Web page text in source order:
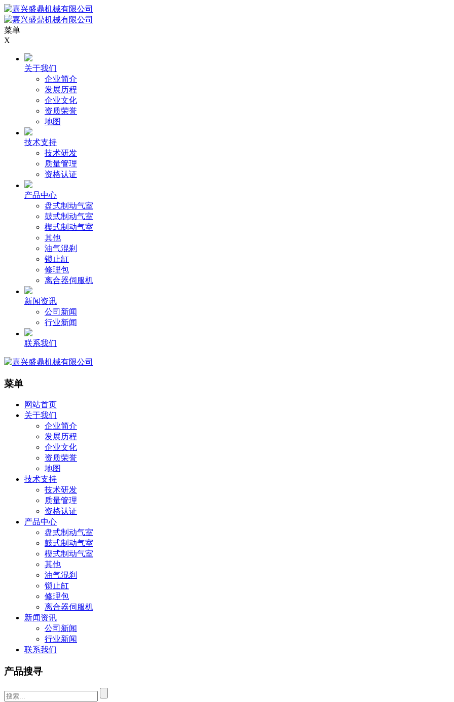
菜单
X
关于我们
企业简介
发展历程
企业文化
资质荣誉
地图
技术支持
技术研发
质量管理
资格认证
产品中心
盘式制动气室
鼓式制动气室
楔式制动气室
其他
油气混刹
锁止缸
修理包
离合器伺服机
新闻资讯
公司新闻
行业新闻
联系我们
菜单
网站首页
关于我们
企业简介
发展历程
企业文化
资质荣誉
地图
技术支持
技术研发
质量管理
资格认证
产品中心
盘式制动气室
鼓式制动气室
楔式制动气室
其他
油气混刹
锁止缸
修理包
离合器伺服机
新闻资讯
公司新闻
行业新闻
联系我们
产品搜寻